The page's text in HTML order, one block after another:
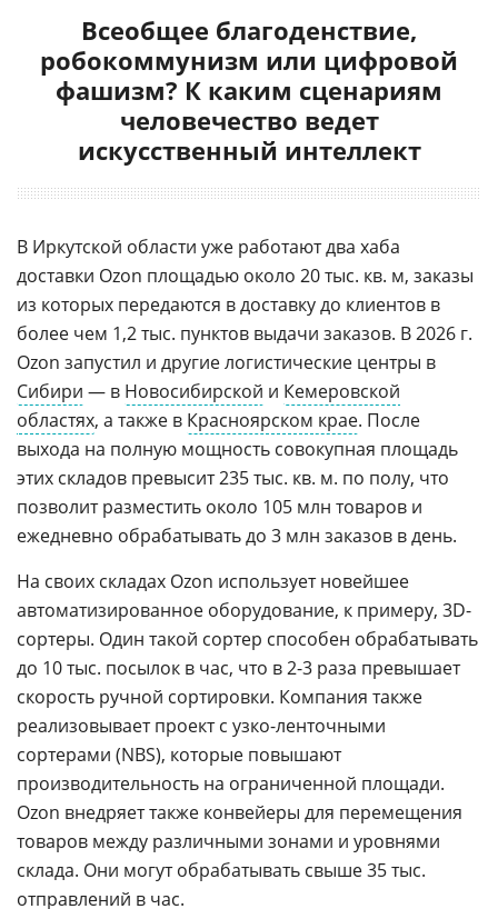
Всеобщее благоденствие,
робокоммунизм или цифровой
фашизм? К каким сценариям
человечество ведет
искусственный интеллект
В Иркутской области уже работают два хаба
доставки Ozon площадью около 20 тыс. кв. м, заказы
из которых передаются в доставку до клиентов в
более чем 1,2 тыс. пунктов выдачи заказов. В 2026 г.
Ozon запустил и другие логистические центры в
Сибири — в Новосибирской и Кемеровской
областях, а также в Красноярском крае. После
выхода на полную мощность совокупная площадь
этих складов превысит 235 тыс. кв. м. по полу, что
позволит разместить около 105 млн товаров и
ежедневно обрабатывать до 3 млн заказов в день.
На своих складах Ozon использует новейшее
автоматизированное оборудование, к примеру, 3D-
сортеры. Один такой сортер способен обрабатывать
до 10 тыс. посылок в час, что в 2-3 раза превышает
скорость ручной сортировки. Компания также
реализовывает проект с узко-ленточными
сортерами (NBS), которые повышают
производительность на ограниченной площади.
Ozon внедряет также конвейеры для перемещения
товаров между различными зонами и уровнями
склада. Они могут обрабатывать свыше 35 тыс.
отправлений в час.